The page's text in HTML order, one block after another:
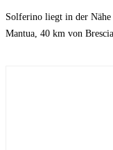
Solferino liegt in der
Mantua, 40 km von